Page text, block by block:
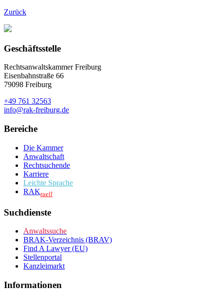
Zurück
Geschäftsstelle
Rechtsanwaltskammer Freiburg
Eisenbahnstraße 66
79098 Freiburg
+49 761 32563
info@rak-freiburg.de
Bereiche
Die Kammer
Anwaltschaft
Rechtsuchende
Karriere
Leichte Sprache
RAKtuell
Suchdienste
Anwaltssuche
BRAK-Verzeichnis (BRAV)
Find A Lawyer (EU)
Stellenportal
Kanzleimarkt
Informationen